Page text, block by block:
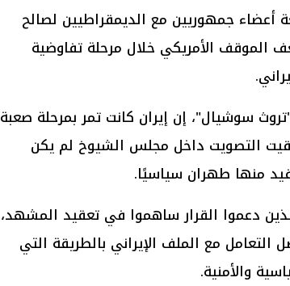
أعضاء جمهوريين مع الديمقراطيين لصالح
الموقف الأمريكي خلال مرحلة تفاوضية
سوشيال"، إن إيران كانت تمر بمرحلة صعبة
التصويت داخل مجلس الشيوخ لم يكن
منها طهران سياسيًا.
دعموا القرار ساهموا في تعقيد المشهد،
مع الملف الإيراني بالطريقة التي
والأمنية.